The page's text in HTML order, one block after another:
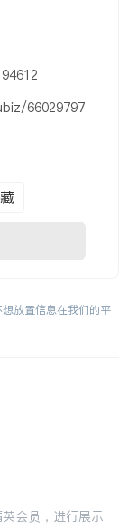
66029797
想放置信息在我们的平
会员，进行展示